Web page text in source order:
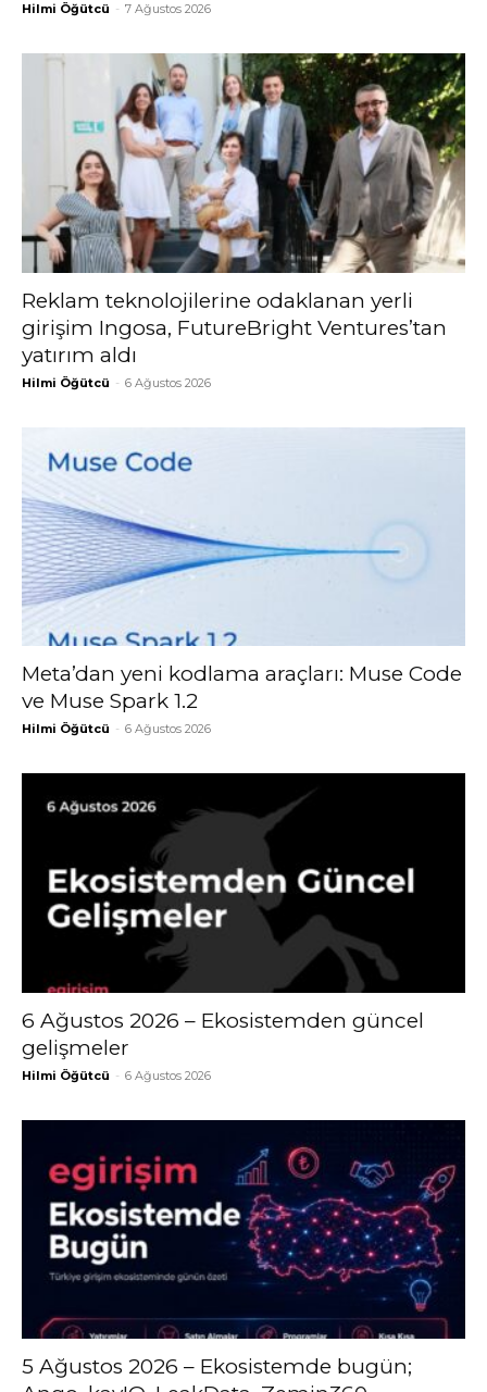
Hilmi Öğütcü - 7 Ağustos 2026
Reklam teknolojilerine odaklanan yerli
girişim Ingosa, FutureBright Ventures’tan
yatırım aldı
Hilmi Öğütcü - 6 Ağustos 2026
Meta’dan yeni kodlama araçları: Muse Code
ve Muse Spark 1.2
Hilmi Öğütcü - 6 Ağustos 2026
6 Ağustos 2026 – Ekosistemden güncel
gelişmeler
Hilmi Öğütcü - 6 Ağustos 2026
5 Ağustos 2026 – Ekosistemde bugün;